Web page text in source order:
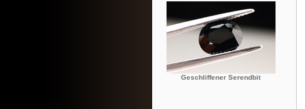
Geschliffener Serendbit